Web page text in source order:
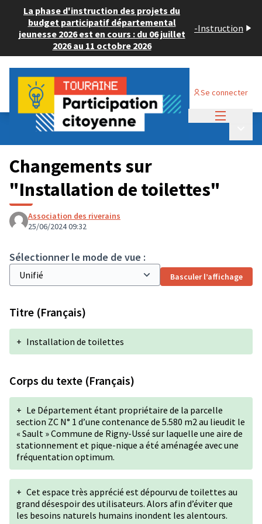
La phase d'instruction des projets du
budget participatif départemental
jeunesse 2026 est en cours : du 06 juillet
2026 au 11 octobre 2026
-Instruction
Se connecter
Budget Participatif ADULTE 2024
💡 Déposer un projet
Changements sur
"Installation de toilettes"
Association des riverains
25/06/2024 09:32
Sélectionner le mode de vue :
Basculer l’affichage
Titre (Français)
+ Installation de toilettes
Corps du texte (Français)
+ Le Département étant propriétaire de la parcelle
section ZC N° 1 d’une contenance de 5.580 m2 au lieudit le
« Sault » Commune de Rigny-Ussé sur laquelle une aire de
stationnement et pique-nique a été aménagée avec une
fréquentation optimum.
+ Cet espace très apprécié est dépourvu de toilettes au
grand désespoir des utilisateurs. Alors afin d’éviter que
les besoins naturels humains inondent les alentours.